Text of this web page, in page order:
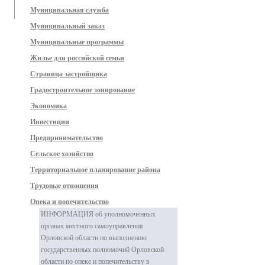
Муниципальная служба
Муниципальный заказ
Муниципальные программы
Жилье для российской семьи
Страница застройщика
Градостроительное зонирование
Экономика
Инвестиции
Предпринимательство
Сельское хозяйство
Территориальное планирование района
Трудовые отношения
Опека и попечительство
ИНФОРМАЦИЯ об уполномоченных
органах местного самоуправления
Орловской области по выполнению
государственных полномочий Орловской
области по опеке и попечительству в